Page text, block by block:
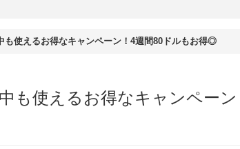
も使えるお得なキャンペーン！4週間80ドルもお得◎
も使えるお得なキャンペーン